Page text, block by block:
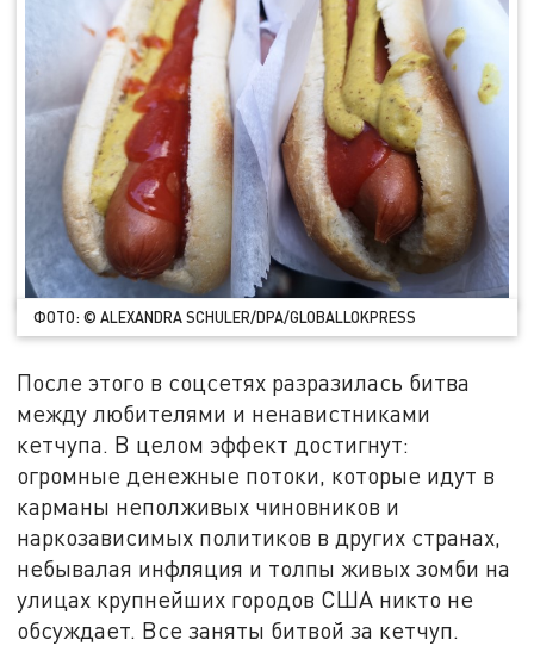
ФОТО: © ALEXANDRA SCHULER/DPA/GLOBALLOKPRESS
После этого в соцсетях разразилась битва
между любителями и ненавистниками
кетчупа. В целом эффект достигнут:
огромные денежные потоки, которые идут в
карманы неполживых чиновников и
наркозависимых политиков в других странах,
небывалая инфляция и толпы живых зомби на
улицах крупнейших городов США никто не
обсуждает. Все заняты битвой за кетчуп.